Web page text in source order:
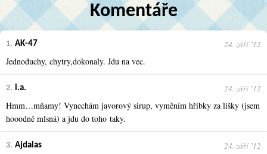
Komentáře
1. AK-47 24. září ʼ12
Jednoduchy, chytry,dokonaly. Jdu na vec.
2. l.a. 24. září ʼ12
Hmm…mňamy! Vynechám javorový sirup, vyměním hříbky za lišky (jsem
hooodně mlsná) a jdu do toho taky.
3. Ajdalas 24. září ʼ12